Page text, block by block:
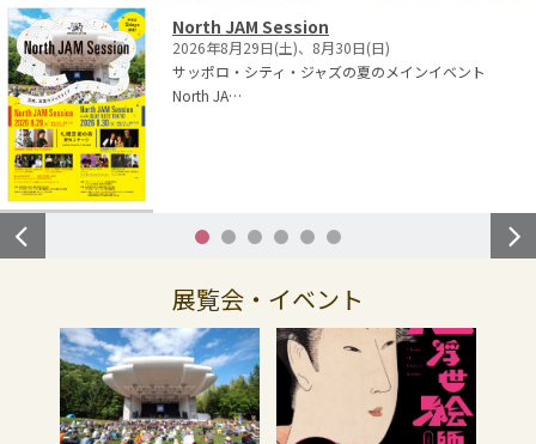
North JAM Session
2026年8月29日(土)、8月30日(日)
サッポロ・シティ・ジャズの夏のメインイベント
North JA…
予告：五大浮世絵師 歌麿に写楽、北斎と広
当世の社会や政治、風俗を映し出…
展覧会・イベント